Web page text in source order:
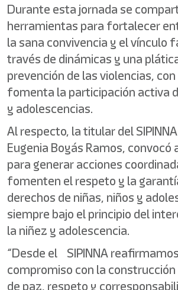
Durante esta jornada se
herramientas para fortalecer
la sana convivencia y el vínculo
través de dinámicas y una
prevención de las violencias,
fomenta la participación activa
y adolescencias.
Al respecto, la titular del
Eugenia Boyás Ramos, convocó
para generar acciones
fomenten el respeto y la
derechos de niñas, niños y
siempre bajo el principio del
la niñez y adolescencia.
“Desde el SIPINNA
compromiso con la
de paz, respeto y